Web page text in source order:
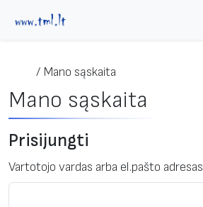
/ Mano sąskaita
Mano sąskaita
Prisijungti
Vartotojo vardas arba el.pašto adresas